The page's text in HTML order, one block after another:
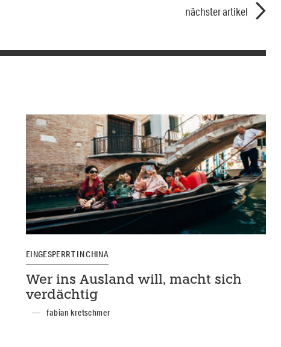
nächster artikel
EINGESPERRT IN CHINA
Wer ins Ausland will, macht sich
verdächtig
fabian kretschmer